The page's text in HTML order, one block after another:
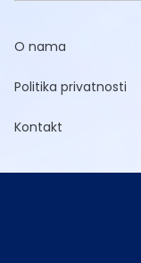
O nama
Politika privatnosti
Kontakt